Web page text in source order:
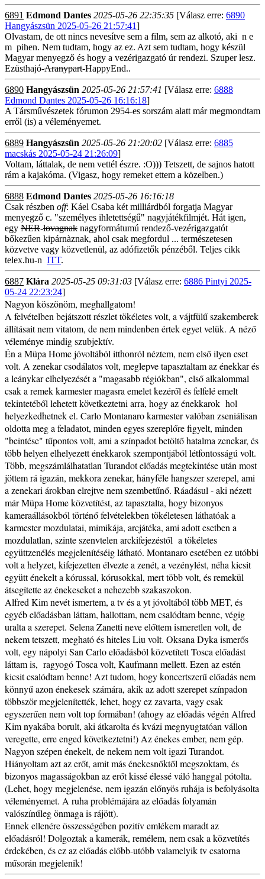
6891 Edmond Dantes 2025-05-26 22:35:35 [Válasz erre: 6890
Hangyászsün 2025-05-26 21:57:41]
Olvastam, de ott nincs nevesítve sem a film, sem az alkotó, aki n e
m pihen. Nem tudtam, hogy az ez. Azt sem tudtam, hogy készül
Magyar menyegző és hogy a vezérigazgató úr rendezi. Szuper lesz.
Ezüsthajó-Aranypart-HappyEnd..
6890 Hangyászsün 2025-05-26 21:57:41 [Válasz erre: 6888
Edmond Dantes 2025-05-26 16:16:18]
A Társművészetek fórumon 2954-es sorszám alatt már megmondtam
erről (is) a véleményemet.
6889 Hangyászsün 2025-05-26 21:20:02 [Válasz erre: 6885
macskás 2025-05-24 21:26:09]
Voltam, láttalak, de nem vettél észre. :O))) Tetszett, de sajnos hatott
rám a kajakóma. (Vigasz, hogy remeket ettem a közelben.)
6888 Edmond Dantes 2025-05-26 16:16:18
Csak részben off: Káel Csaba két milliárdból forgatja Magyar
menyegző c. "személyes ihletettségű" nagyjátékfilmjét. Hát igen,
egy NER-lovagnak nagyformátumú rendező-vezérigazgatót
bőkezűen kipárnàznak, ahol csak megfordul ... természetesen
közvetve vagy közvetlenül, az adófizetők pénzéből. Teljes cikk
telex.hu-n ITT.
6887 Klára 2025-05-25 09:31:03 [Válasz erre: 6886 Pintyi 2025-
05-24 22:23:24]
Nagyon köszönöm, meghallgatom!
A felvételben bejátszott részlet tökéletes volt, a vájtfülű szakemberek
állításait nem vitatom, de nem mindenben értek egyet velük. A néző
véleménye mindig szubjektív.
Én a Müpa Home jóvoltából itthonról néztem, nem első ilyen eset
volt. A zenekar csodálatos volt, meglepve tapasztaltam az énekkar és
a leánykar elhelyezését a "magasabb régiókban", első alkalommal
csak a remek karmester magasra emelet kezéről és felfelé emelt
tekintetéből lehetett következtetni arra, hogy az énekkarok hol
helyezkedhetnek el. Carlo Montanaro karmester valóban zseniálisan
oldotta meg a feladatot, minden egyes szereplőre figyelt, minden
"beintése" tűpontos volt, ami a színpadot betöltő hatalma zenekar, és
több helyen elhelyezett énekkarok szempontjából létfontosságú volt.
Több, megszámlálhatatlan Turandot előadás megtekintése után most
jöttem rá igazán, mekkora zenekar, hányféle hangszer szerepel, ami
a zenekari árokban elrejtve nem szembetűnő. Ráadásul - aki nézett
már Müpa Home közvetítést, az tapasztalta, hogy bizonyos
kameraállásokból történő felvételekben tökéletesen láthatóak a
karmester mozdulatai, mimikája, arcjátéka, ami adott esetben a
mozdulatlan, szinte szenvtelen arckifejezéstől a tökéletes
együttzenélés megjelenítéséig látható. Montanaro esetében ez utóbbi
volt a helyzet, kifejezetten élvezte a zenét, a vezénylést, néha kicsit
együtt énekelt a kórussal, kórusokkal, mert több volt, és remekül
átsegítette az énekeseket a nehezebb szakaszokon.
Alfred Kim nevét ismertem, a tv és a yt jóvoltából több MET, és
egyéb előadásban láttam, hallottam, nem csalódtam benne, végig
uralta a szerepet. Selena Zanetti neve előttem ismeretlen volt, de
nekem tetszett, megható és hiteles Liu volt. Oksana Dyka ismerős
volt, egy nápolyi San Carlo előadásból közvetített Tosca előadást
láttam is, ragyogó Tosca volt, Kaufmann mellett. Ezen az estén
kicsit csalódtam benne! Azt tudom, hogy koncertszerű előadás nem
könnyű azon énekesek számára, akik az adott szerepet színpadon
többször megjelenítették, lehet, hogy ez zavarta, vagy csak
egyszerűen nem volt top formában! (ahogy az előadás végén Alfred
Kim nyakába borult, aki átkarolta és kvázi megnyugtatóan vállon
veregette, erre enged következtetni!) Az énekes ember, nem gép.
Nagyon szépen énekelt, de nekem nem volt igazi Turandot.
Hiányoltam azt az erőt, amit más énekesnőktől megszoktam, és
bizonyos magasságokban az erőt kissé élessé váló hanggal pótolta.
(Lehet, hogy megjelenése, nem igazán előnyös ruhája is befolyásolta
véleményemet. A ruha problémájára az előadás folyamán
valószínűleg önmaga is rájött).
Ennek ellenére összességében pozitív emlékem maradt az
előadásról! Dolgoztak a kamerák, remélem, nem csak a közvetítés
érdekében, és ez az előadás előbb-utóbb valamelyik tv csatorna
műsorán megjelenik!